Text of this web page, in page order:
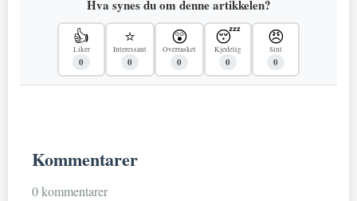
Hva synes du om denne artikkelen?
👍
Liker
0
⭐
Interessant
0
😲
Overrasket
0
😴
Kjedelig
0
😠
Sint
0
Kommentarer
0 kommentarer